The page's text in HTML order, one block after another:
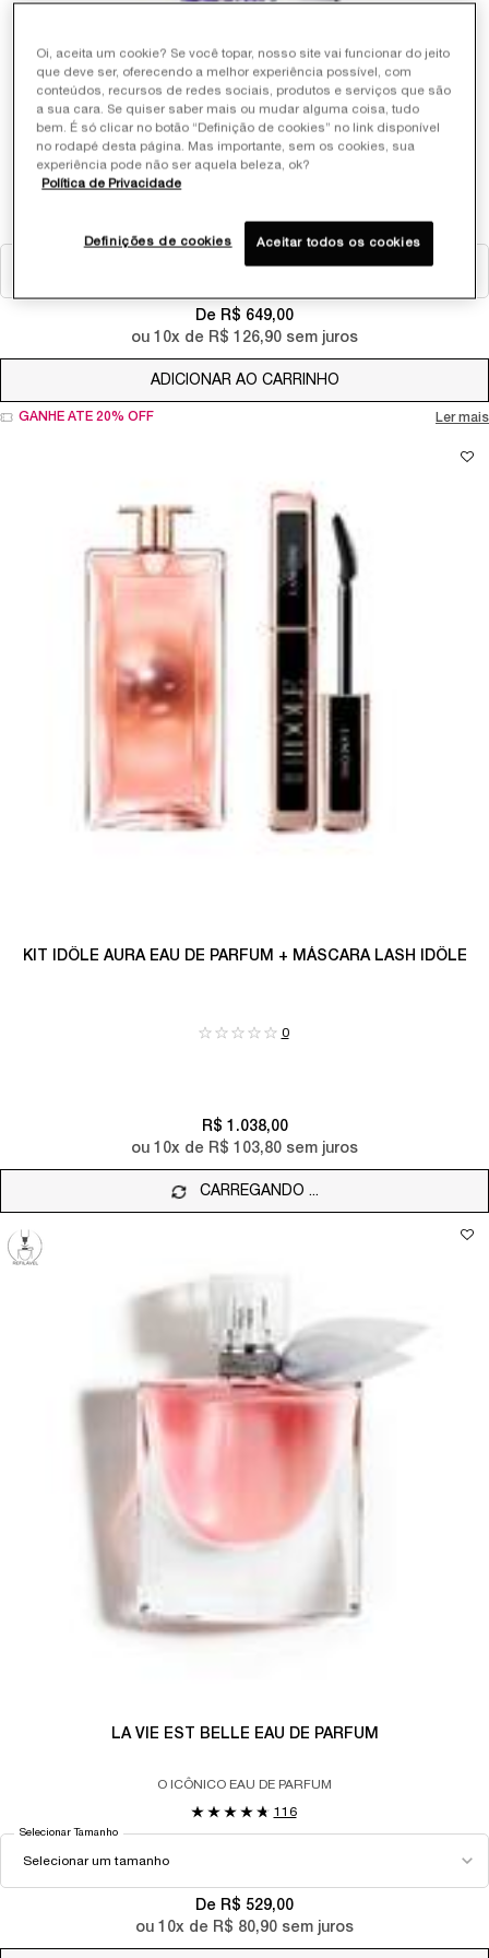
RÉNERGIE H.C.F. TRIPLE SERUM
7
Selecionar Tamanho
De R$ 649,00
ou 10x de R$ 126,90 sem juros
ADICIONAR AO CARRINHO
GANHE ATÉ 20% OFF Ler mais
KIT IDÔLE AURA EAU DE PARFUM + MÁSCARA LASH IDÔLE
0
R$ 1.038,00
ou 10x de R$ 103,80 sem juros
CARREGANDO ...
LA VIE EST BELLE EAU DE PARFUM
O ICÔNICO EAU DE PARFUM
116
Selecionar Tamanho
De R$ 529,00
ou 10x de R$ 80,90 sem juros
Oi, aceita um cookie? Se você topar, nosso site vai funcionar do jeito
que deve ser, oferecendo a melhor experiência possível, com
conteúdos, recursos de redes sociais, produtos e serviços que são
a sua cara. Se quiser saber mais ou mudar alguma coisa, tudo
bem. É só clicar no botão “Definição de cookies” no link disponível
no rodapé desta página. Mas importante, sem os cookies, sua
experiência pode não ser aquela beleza, ok?
Política de Privacidade
Definições de cookies Aceitar todos os cookies